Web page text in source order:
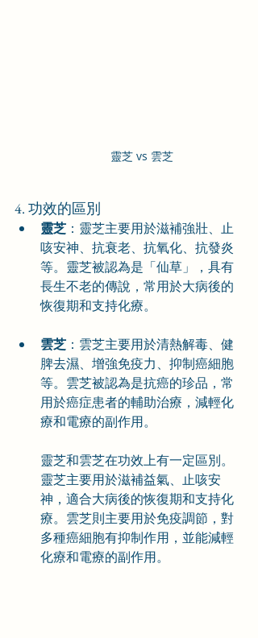
靈芝 vs 雲芝
4. 功效的區別
靈芝 ：靈芝主要用於滋補強壯、止
咳安神、抗衰老、抗氧化、抗發炎
等。靈芝被認為是「仙草」，具有
長生不老的傳說，常用於大病後的
恢復期和支持化療。
雲芝 ：雲芝主要用於清熱解毒、健
脾去濕、增強免疫力、抑制癌細胞
等。雲芝被認為是抗癌的珍品，常
用於癌症患者的輔助治療，減輕化
療和電療的副作用。
靈芝和雲芝在功效上有一定區別。
靈芝主要用於滋補益氣、止咳安
神，適合大病後的恢復期和支持化
療。雲芝則主要用於免疫調節，對
多種癌細胞有抑制作用，並能減輕
化療和電療的副作用。